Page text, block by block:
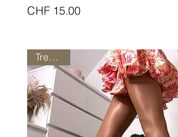
Preis
CHF 15.00
Trendig!